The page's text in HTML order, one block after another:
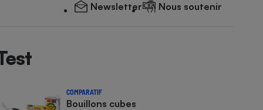
Newsletter Nous soutenir
COMPARATIF
Bouillons cubes